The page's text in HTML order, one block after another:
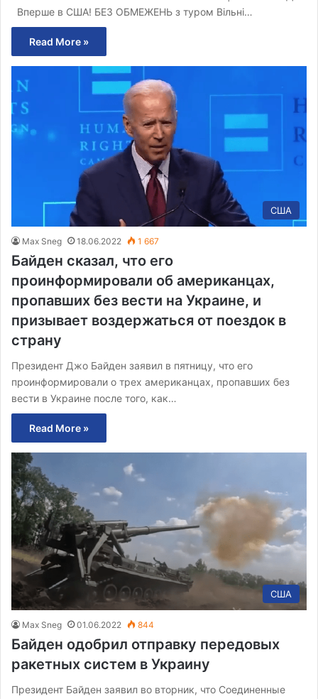
Вперше в США! БЕЗ ОБМЕЖЕНЬ з туром Вільні…
Read More »
США
Max Sneg 18.06.2022 1 667
Байден сказал, что его
проинформировали об американцах,
пропавших без вести на Украине, и
призывает воздержаться от поездок в
страну
Президент Джо Байден заявил в пятницу, что его
проинформировали о трех американцах, пропавших без
вести в Украине после того, как…
Read More »
США
Max Sneg 01.06.2022 844
Байден одобрил отправку передовых
ракетных систем в Украину
Президент Байден заявил во вторник, что Соединенные